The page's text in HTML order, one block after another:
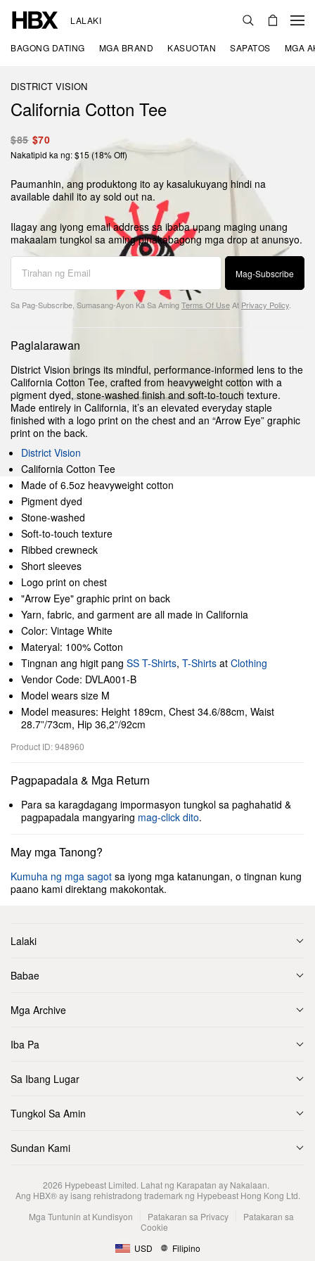
LALAKI
BAGONG DATING MGA BRAND KASUOTAN SAPATOS MGA
DISTRICT VISION
California Cotton Tee
$85 $70
Nakatipid ka ng: $15 (18% Off)
Paumanhin, ang produktong ito ay kasalukuyang hindi na
available dahil ito ay sold out na.
Ilagay ang iyong email address sa ibaba upang maging unang
makaalam tungkol sa aming pinakabagong mga drop at anunsyo.
Mag-Subscribe
Sa Pag-Subscribe, Sumasang-Ayon Ka Sa AmingTerms Of UseAt Privacy Policy
Paglalarawan
District Vision brings its mindful, performance-informed lens to the
California Cotton Tee, crafted from heavyweight cotton with a
pigment dyed, stone-washed finish and soft-to-touch texture.
Made entirely in California, it’s an elevated everyday staple
finished with a logo print on the chest and an “Arrow Eye” graphic
print on the back.
District Vision
California Cotton Tee
Made of 6.5oz heavyweight cotton
Pigment dyed
Stone-washed
Soft-to-touch texture
Ribbed crewneck
Short sleeves
Logo print on chest
"Arrow Eye" graphic print on back
Yarn, fabric, and garment are all made in California
Color: Vintage White
Materyal: 100% Cotton
Tingnan ang higit pang SS T-Shirts, T-Shirts at Clothing
Vendor Code: DVLA001-B
Model wears size M
Model measures: Height 189cm, Chest 34.6/88cm, Waist
28.7”/73cm, Hip 36,2”/92cm
Product ID: 948960
Pagpapadala & Mga Return
Para sa karagdagang impormasyon tungkol sa paghahatid &
pagpapadala mangyaring mag-click dito.
May mga Tanong?
Kumuha ng mga sagot sa iyong mga katanungan, o tingnan kung
paano kami direktang makokontak.
Lalaki
Babae
Mga Archive
Iba Pa
Sa Ibang Lugar
Tungkol Sa Amin
Sundan Kami
2026 Hypebeast Limited. Lahat ng Karapatan ay Nakalaan.
Ang HBX® ay isang rehistradong trademark ng Hypebeast Hong Kong Ltd.
Mga Tuntunin at Kundisyon
Patakaran sa Privacy
Patakaran sa
Cookie
USD
Filipino